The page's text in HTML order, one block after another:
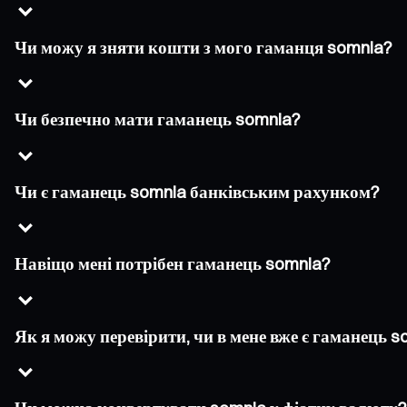
Чи можу я зняти кошти з мого гаманця somnia?
Чи безпечно мати гаманець somnia?
Чи є гаманець somnia банківським рахунком?
Навіщо мені потрібен гаманець somnia?
Як я можу перевірити, чи в мене вже є гаманець